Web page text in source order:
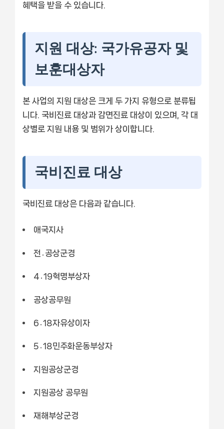
혜택을 받을 수 있습니다.
지원 대상: 국가유공자 및
보훈대상자
본 사업의 지원 대상은 크게 두 가지 유형으로 분류됩
니다. 국비진료 대상과 감면진료 대상이 있으며, 각 대
상별로 지원 내용 및 범위가 상이합니다.
국비진료 대상
국비진료 대상은 다음과 같습니다.
애국지사
전․공상군경
4․19혁명부상자
공상공무원
6․18자유상이자
5․18민주화운동부상자
지원공상군경
지원공상 공무원
재해부상군경